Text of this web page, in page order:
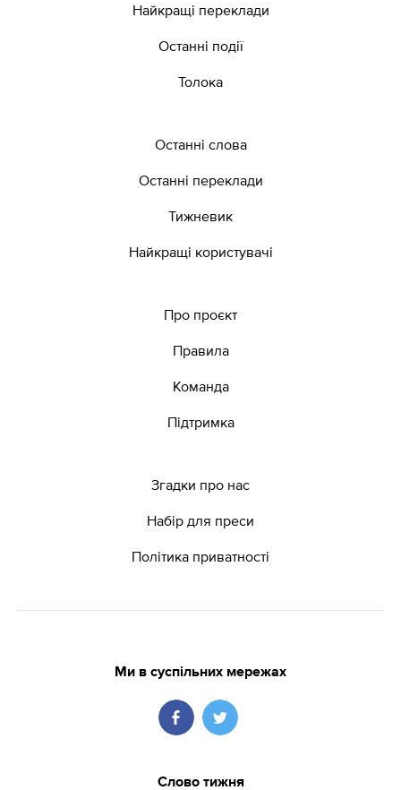
Найкращі переклади
Останні події
Толока
Останні слова
Останні переклади
Тижневик
Найкращі користувачі
Про проєкт
Правила
Команда
Підтримка
Згадки про нас
Набір для преси
Політика приватності
Ми в суспільних мережах
Слово тижня